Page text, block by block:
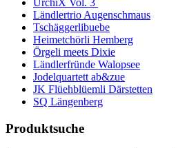
UrchiX Vol. 3
Ländlertrio Augenschmaus
Tschäggerlibuebe
Heimetchörli Hemberg
Örgeli meets Dixie
Ländlerfründe Walopsee
Jodelquartett ab&zue
JK Flüehblüemli Därstetten
SQ Längenberg
Produktsuche